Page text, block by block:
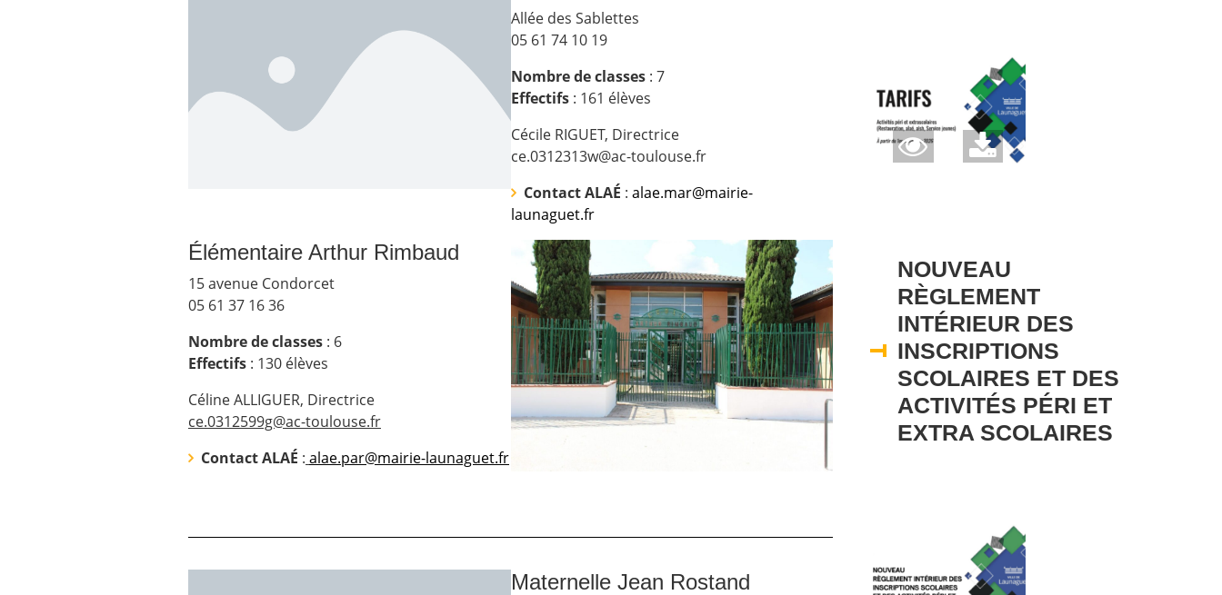
Allée des Sablettes
05 61 74 10 19
Nombre de classes: 7
Effectifs: 161 élèves
Cécile RIGUET, Directrice
ce.0312313w@ac-toulouse.fr
Contact ALAÉ : alae.mar@mairie-
launaguet.fr
Élémentaire Arthur Rimbaud
15 avenue Condorcet
05 61 37 16 36
Nombre de classes : 6
Effectifs : 130 élèves
Céline ALLIGUER, Directrice
ce.0312599g@ac-toulouse.fr
Contact ALAÉ : alae.par@mairie-launaguet.fr
Maternelle Jean Rostand
NOUVEAU
RÈGLEMENT
INTÉRIEUR DES
INSCRIPTIONS
SCOLAIRES ET DES
ACTIVITÉS PÉRI ET
EXTRA SCOLAIRES